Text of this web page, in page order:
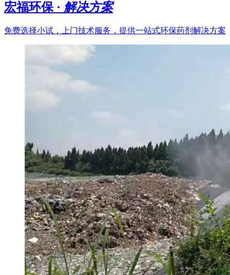
宏福环保 · 解决方案
免费选择小试，上门技术服务，提供一站式环保药剂解决方案